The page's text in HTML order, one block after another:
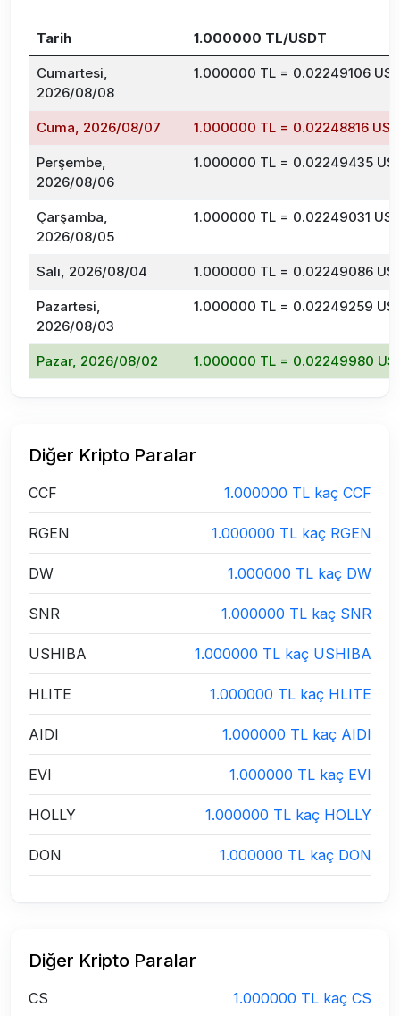
Tarih 1.000000 TL/USDT
Cumartesi,
2026/08/08
1.000000 TL = 0.02249106
Cuma, 2026/08/07 1.000000 TL = 0.02248816
Perşembe,
2026/08/06
1.000000 TL = 0.02249435
Çarşamba,
2026/08/05
1.000000 TL = 0.02249031
Salı, 2026/08/04 1.000000 TL = 0.02249086
Pazartesi,
2026/08/03
1.000000 TL = 0.02249259
Pazar, 2026/08/02 1.000000 TL = 0.02249980
Diğer Kripto Paralar
CCF 1.000000 TL kaç CCF
RGEN 1.000000 TL kaç RGEN
DW 1.000000 TL kaç DW
SNR 1.000000 TL kaç SNR
USHIBA 1.000000 TL kaç USHIBA
HLITE 1.000000 TL kaç HLITE
AIDI 1.000000 TL kaç AIDI
EVI 1.000000 TL kaç EVI
HOLLY 1.000000 TL kaç HOLLY
DON 1.000000 TL kaç DON
Diğer Kripto Paralar
CS 1.000000 TL kaç CS